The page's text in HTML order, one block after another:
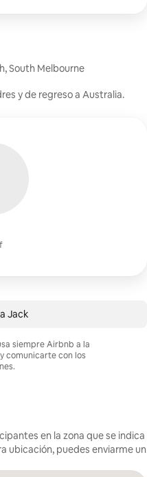
South Melbourne
y de regreso a Australia.
Jack
siempre Airbnb a la
comunicarte con los
en la zona que se indica
ubicación, puedes enviarme un